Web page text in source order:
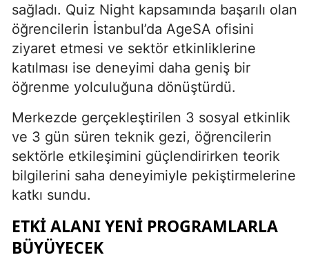
sağladı. Quiz Night kapsamında başarılı olan
öğrencilerin İstanbul’da AgeSA ofisini
ziyaret etmesi ve sektör etkinliklerine
katılması ise deneyimi daha geniş bir
öğrenme yolculuğuna dönüştürdü.
Merkezde gerçekleştirilen 3 sosyal etkinlik
ve 3 gün süren teknik gezi, öğrencilerin
sektörle etkileşimini güçlendirirken teorik
bilgilerini saha deneyimiyle pekiştirmelerine
katkı sundu.
ETKI ALANI YENI PROGRAMLARLA
BÜYÜYECEK